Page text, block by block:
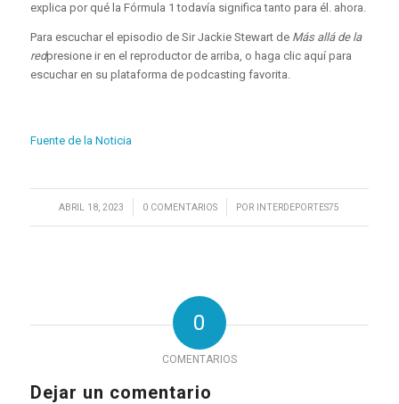
explica por qué la Fórmula 1 todavía significa tanto para él. ahora.
Para escuchar el episodio de Sir Jackie Stewart de Más allá de la
redpresione ir en el reproductor de arriba, o haga clic aquí para
escuchar en su plataforma de podcasting favorita.
Fuente de la Noticia
ABRIL 18, 2023
/ 0 COMENTARIOS
/ POR INTERDEPORTES75
0
COMENTARIOS
Dejar un comentario